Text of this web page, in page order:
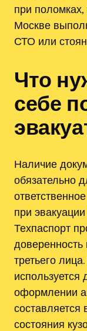
при
Москве
СТО или
Что
себе
Наличие
обязательно
при
Техпаспорт
третьего
оформлении
составляется
состояния